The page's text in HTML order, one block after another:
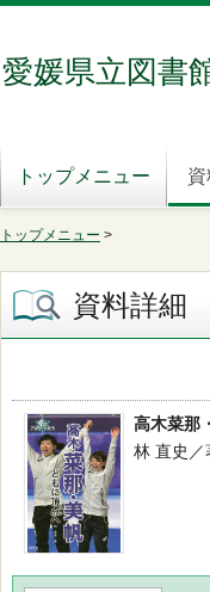
愛媛県立図書
トップメニュー
トップメニュー >
資料詳細
高木菜那
林 直史